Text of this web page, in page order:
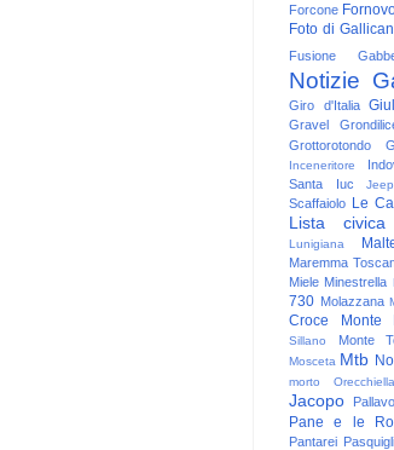
Forcone
Foto di
Fusione
Notizie
Giro d'Italia
Gravel
Grottorotondo
Inceneritore
Santa
Iuc Jeep
Scaffaiolo Le
Lista
Lunigiana
Maremma
Miele Minestrella
730 Molazzana
Croce
Monte
Sillano
Monte
Mosceta Mtb
morto
Orecchiella
Jacopo
Pane e le
Pantarei